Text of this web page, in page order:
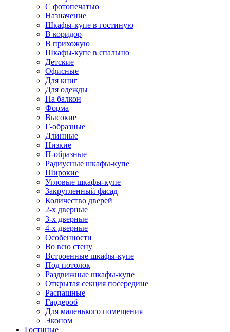
С фотопечатью
Назначение
Шкафы-купе в гостиную
В коридор
В прихожую
Шкафы-купе в спальню
Детские
Офисные
Для книг
Для одежды
На балкон
Форма
Высокие
Г-образные
Длинные
Низкие
П-образные
Радиусные шкафы-купе
Широкие
Угловые шкафы-купе
Закругленный фасад
Количество дверей
2-х дверные
3-х дверные
4-х дверные
Особенности
Во всю стену
Встроенные шкафы-купе
Под потолок
Раздвижные шкафы-купе
Открытая секция посередине
Распашные
Гардероб
Для маленького помещения
Эконом
Гостиные